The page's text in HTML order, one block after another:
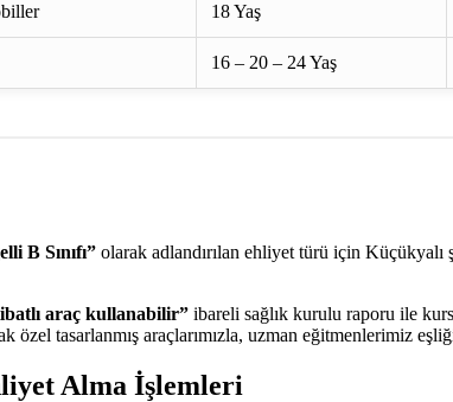
18 Yaş
16 – 20 – 24 Yaş
B Sınıfı” olarak adlandırılan ehliyet türü için Küçükyalı
araç kullanabilir” ibareli sağlık kurulu raporu ile
tasarlanmış araçlarımızla, uzman eğitmenlerimiz
Alma İşlemleri